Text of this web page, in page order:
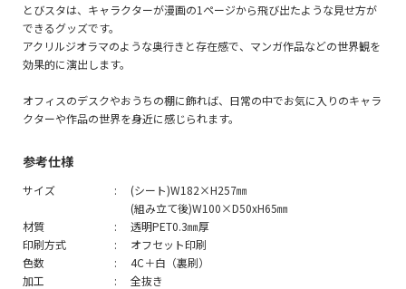
とびスタは、キャラクターが漫画の1ページから飛び出たような見せ方が
できるグッズです。
アクリルジオラマのような奥行きと存在感で、マンガ作品などの世界観を
効果的に演出します。
オフィスのデスクやおうちの棚に飾れば、日常の中でお気に入りのキャラ
クターや作品の世界を身近に感じられます。
参考仕様
サイズ
(シート)W182×H257㎜
(組み立て後)W100×D50xH65㎜
材質
透明PET0.3㎜厚
印刷方式
オフセット印刷
色数
4C＋白（裏刷）
加工
全抜き